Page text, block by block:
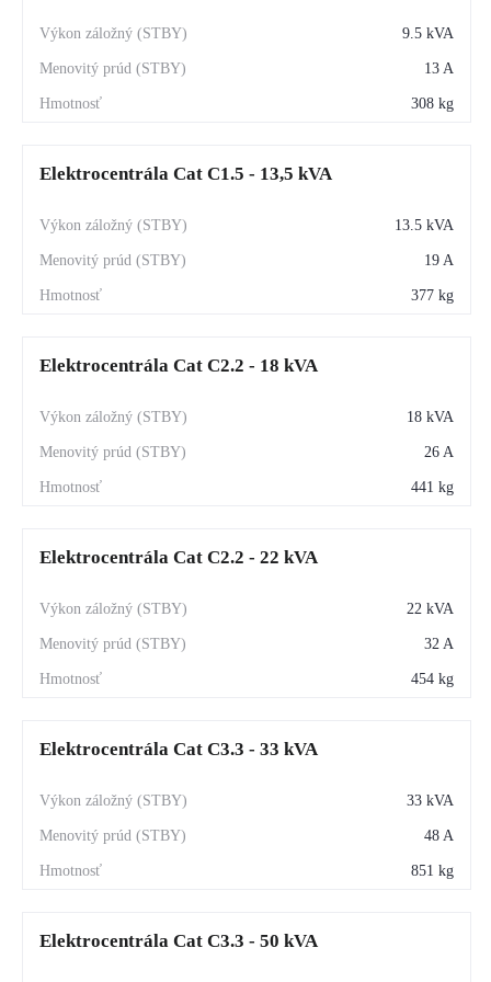
9.5 kVA
13 A
308 kg
Elektrocentrála Cat C1.5 - 13,5 kVA
13.5 kVA
19 A
377 kg
Elektrocentrála Cat C2.2 - 18 kVA
18 kVA
26 A
441 kg
Elektrocentrála Cat C2.2 - 22 kVA
22 kVA
32 A
454 kg
Elektrocentrála Cat C3.3 - 33 kVA
33 kVA
48 A
851 kg
Elektrocentrála Cat C3.3 - 50 kVA